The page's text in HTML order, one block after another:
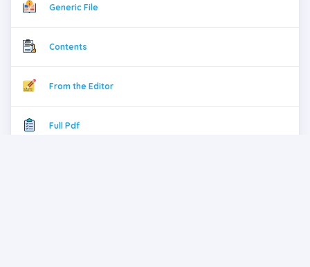
Generic File
Contents
From the Editor
Full Pdf